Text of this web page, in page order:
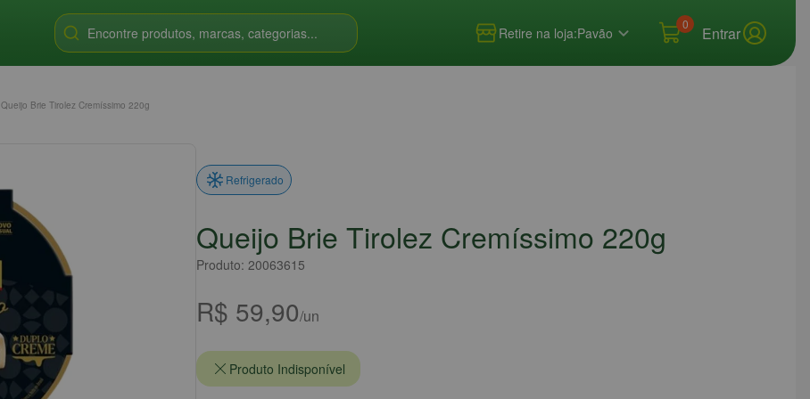
Encontre produtos, marcas, categorias... Retire na loja:Pavão
0 Entrar
Queijo Brie Tirolez Cremíssimo 220g
Refrigerado
Queijo Brie Tirolez Cremíssimo 220g
Produto: 20063615
R$ 59,90/un
Produto Indisponível